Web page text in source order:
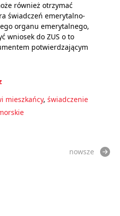
również otrzymać
świadczeń emerytalno-
organu emerytalnego,
wniosek do ZUS o to
potwierdzającym
mieszkańcy, świadczenie
nowsze